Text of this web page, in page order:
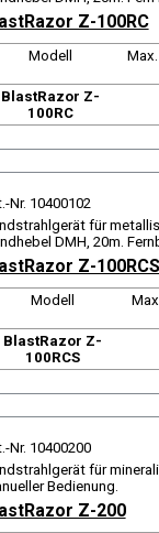
Z-100RC
Modell
BlastRazor Z-
100RC
Nr. 10400102
für
DMH, 20m.
Z-100RCS
Modell
BlastRazor Z-
100RCS
Nr. 10400200
für
Bedienung.
Z-200